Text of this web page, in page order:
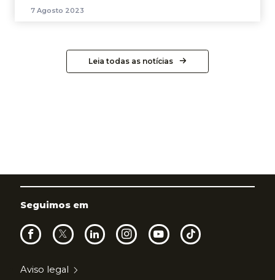
7 Agosto 2023
Leia todas as notícias
Aviso legal
Seguimos em